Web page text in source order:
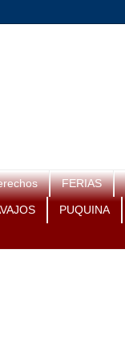
FERIAS
PUQUINA